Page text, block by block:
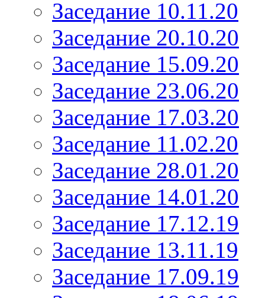
Заседание 10.11.20
Заседание 20.10.20
Заседание 15.09.20
Заседание 23.06.20
Заседание 17.03.20
Заседание 11.02.20
Заседание 28.01.20
Заседание 14.01.20
Заседание 17.12.19
Заседание 13.11.19
Заседание 17.09.19